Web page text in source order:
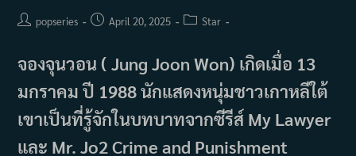
Postpopseries
PostApril 20, 2025
PostStar
จองจุนวอน ( Jung Joon Won) เกิดเมื่อ 13
มกราคม ปี 1988 นักแสดงหนุ่มชาวเกาหลีใต้
เขาเป็นที่รู้จักในบทบาทจากซีรีส์ My Lawyer
และ Mr. Jo2 Crime and Punishment